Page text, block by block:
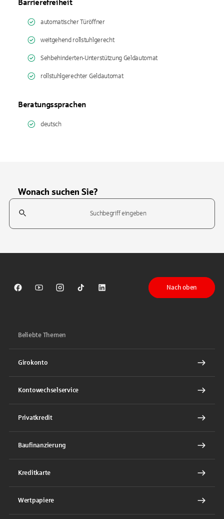
Barrierefreiheit
automatischer Türöffner
weitgehend rollstuhlgerecht
Sehbehinderten-Unterstützung Geldautomat
rollstuhlgerechter Geldautomat
Beratungssprachen
deutsch
Wonach suchen Sie?
Suchfeld
Sparkasse auf Facebook
Sparkasse auf Youtube
Sparkasse auf Instagram
Sparkasse auf TikTok
Sparkasse auf LinkedIn
Nach oben
Beliebte Themen
Girokonto
Kontowechselservice
Privatkredit
Baufinanzierung
Kreditkarte
Wertpapiere